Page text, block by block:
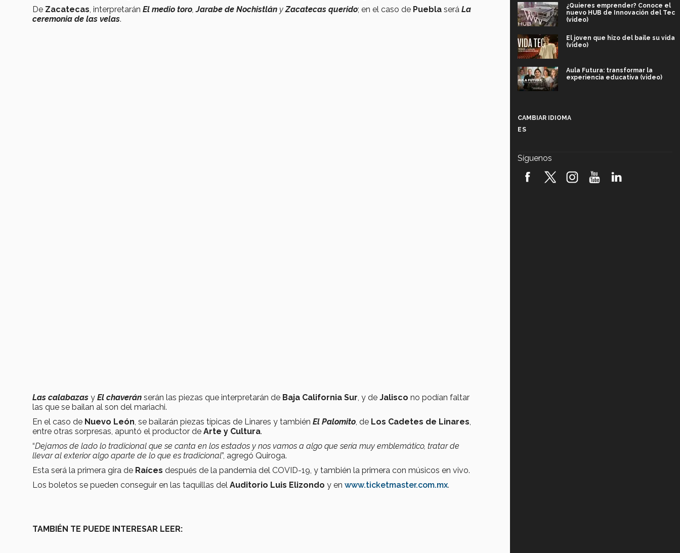
De Zacatecas , interpretarán El medio toro ,Jarabe de Nochistlán yZacatecas querido; en el caso de Puebla será La
ceremonia de las velas.
Las calabazas y El chaverán serán las piezas que interpretarán de Baja California Sur , y de Jalisco no podían faltar
las que se bailan al son del mariachi.
En el caso de Nuevo León , se bailarán piezas típicas de Linares y también El Palomito , de Los Cadetes de Linares
entre otras sorpresas, apuntó el productor de Arte y Cultura.
“Dejamos de lado lo tradicional que se canta en los estados y nos vamos a algo que sería muy emblemático, tratar de
llevar al exterior algo aparte de lo que es tradicional”, agregó Quiroga.
Esta será la primera gira de Raíces después de la pandemia del COVID-19, y también la primera con músicos en vivo.
Los boletos se pueden conseguir en las taquillas del Auditorio Luis Elizondo y en www.ticketmaster.com.mx.
TAMBIÉN TE PUEDE INTERESAR LEER:
¿Quieres emprender? Conoce el
nuevo HUB de Innovación del Tec
(video)
El joven que hizo del baile su vida
(video)
Aula Futura: transformar la
experiencia educativa (video)
robótica FIRST 2026! (video)
CAMBIAR IDIOMA
ES
Síguenos